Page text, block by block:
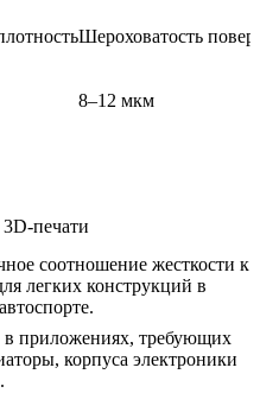
Шероховатость
8–12 мкм
печати
соотношение жесткости к
легких конструкций в
в приложениях, требующих
корпуса электроники